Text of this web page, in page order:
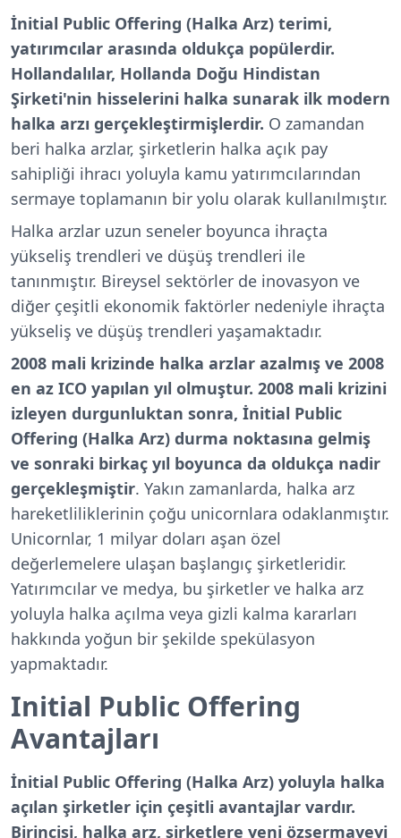
İnitial Public Offering (Halka Arz) terimi,
yatırımcılar arasında oldukça popülerdir.
Hollandalılar, Hollanda Doğu Hindistan
Şirketi'nin hisselerini halka sunarak ilk modern
halka arzı gerçekleştirmişlerdir. O zamandan
beri halka arzlar, şirketlerin halka açık pay
sahipliği ihracı yoluyla kamu yatırımcılarından
sermaye toplamanın bir yolu olarak kullanılmıştır.
Halka arzlar uzun seneler boyunca ihraçta
yükseliş trendleri ve düşüş trendleri ile
tanınmıştır. Bireysel sektörler de inovasyon ve
diğer çeşitli ekonomik faktörler nedeniyle ihraçta
yükseliş ve düşüş trendleri yaşamaktadır.
2008 mali krizinde halka arzlar azalmış ve 2008
en az ICO yapılan yıl olmuştur. 2008 mali krizini
izleyen durgunluktan sonra, İnitial Public
Offering (Halka Arz) durma noktasına gelmiş
ve sonraki birkaç yıl boyunca da oldukça nadir
gerçekleşmiştir. Yakın zamanlarda, halka arz
hareketliliklerinin çoğu unicornlara odaklanmıştır.
Unicornlar, 1 milyar doları aşan özel
değerlemelere ulaşan başlangıç şirketleridir.
Yatırımcılar ve medya, bu şirketler ve halka arz
yoluyla halka açılma veya gizli kalma kararları
hakkında yoğun bir şekilde spekülasyon
yapmaktadır.
Initial Public Offering
Avantajları
İnitial Public Offering (Halka Arz) yoluyla halka
açılan şirketler için çeşitli avantajlar vardır.
Birincisi, halka arz, şirketlere yeni özsermayeyi